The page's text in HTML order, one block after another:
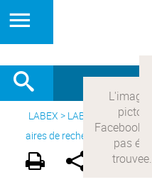
LABEX > LABEX COMOD>
aires de recherche>